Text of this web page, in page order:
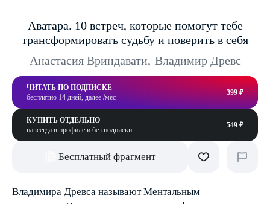
Аватара. 10 встреч, которые помогут тебе
трансформировать судьбу и поверить в себя
Анастасия Вриндавати, Владимир Древс
ЧИТАТЬ ПО ПОДПИСКЕ
бесплатно 14 дней, далее /мес
399 ₽
КУПИТЬ ОТДЕЛЬНО
навсегда в профиле и без подписки
549 ₽
Бесплатный фрагмент
Владимира Древса называют Ментальным